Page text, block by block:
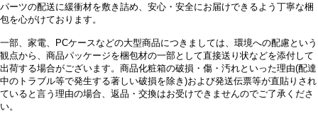
パーツの配送に緩衝材を敷き詰め、安心・安全にお届けできるよう丁寧な梱
包を心がけております。
一部、家電、PCケースなどの大型商品につきましては、環境への配慮という
観点から、商品パッケージを梱包材の一部として直接送り状などを添付して
出荷する場合がございます。商品化粧箱の破損・傷・汚れといった理由(配達
中のトラブル等で発生する著しい破損を除き)および発送伝票等が直貼りされ
ていると言う理由の場合、返品・交換はお受けできませんのでご了承くださ
い。